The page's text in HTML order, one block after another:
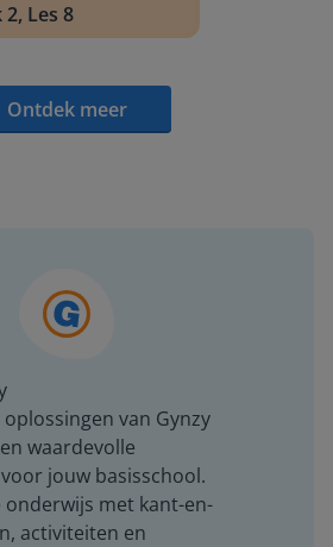
2, Les 8
Ontdek meer
van Gynzy
waardevolle
jouw basisschool.
onderwijs met kant-en-
activiteiten en